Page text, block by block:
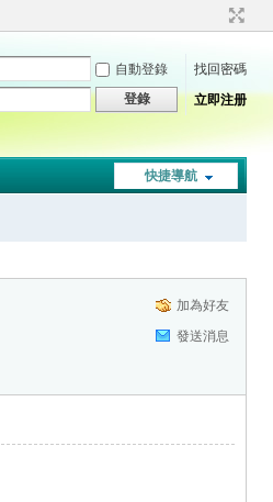
自動登錄
找回密碼
登錄 立即注册
快捷導航
加為好友
發送消息